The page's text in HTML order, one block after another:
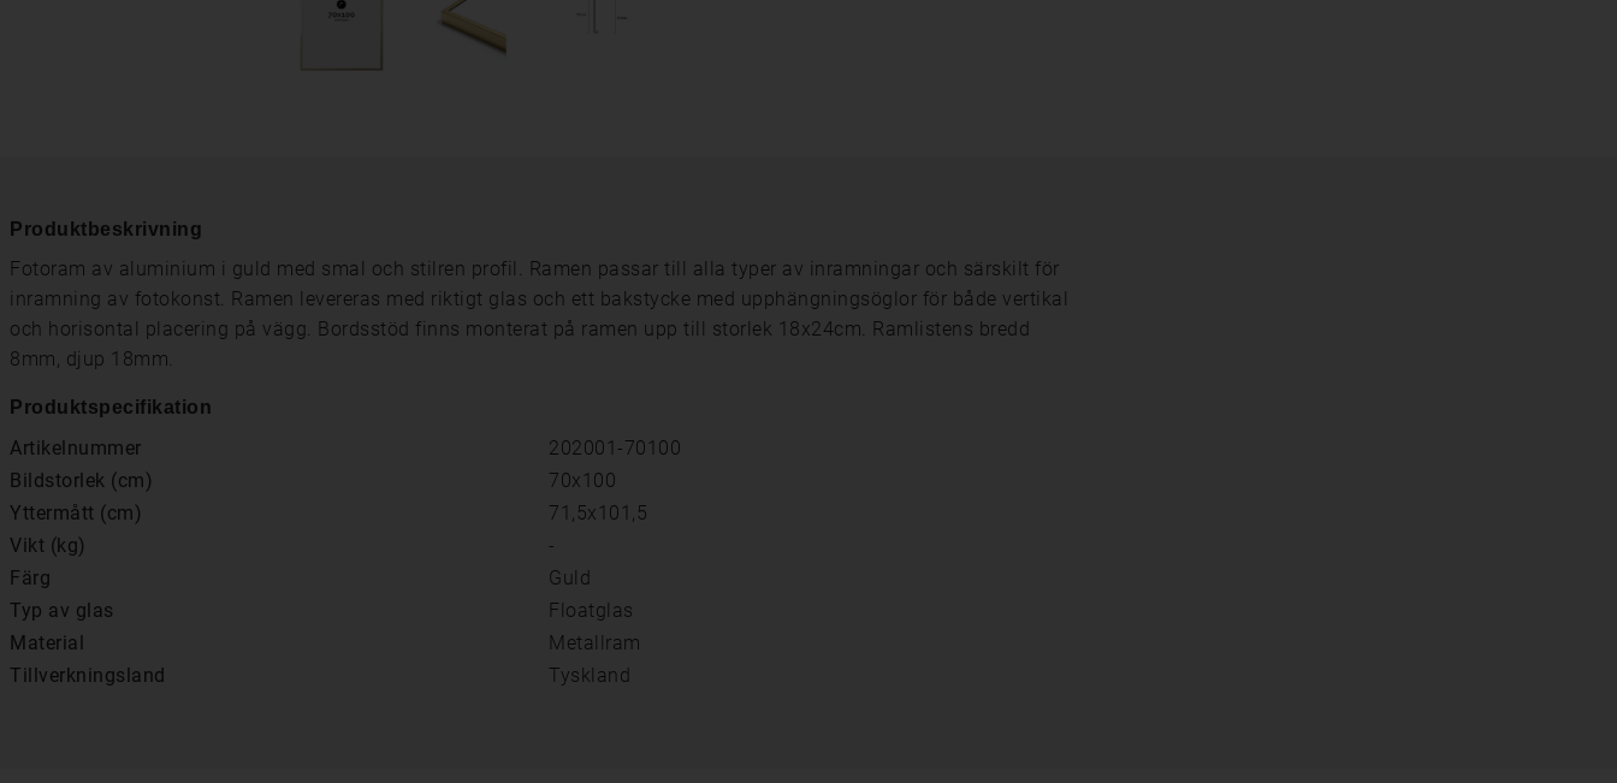
Produktbeskrivning
Fotoram av aluminium i guld med smal och stilren profil. Ramen passar till alla typer av inramningar och särskilt för
inramning av fotokonst. Ramen levereras med riktigt glas och ett bakstycke med upphängningsöglor för både vertikal
och horisontal placering på vägg. Bordsstöd finns monterat på ramen upp till storlek 18x24cm. Ramlistens bredd
8mm, djup 18mm.
Produktspecifikation
Artikelnummer
202001-70100
Bildstorlek (cm)
70x100
Yttermått (cm)
71,5x101,5
Vikt (kg)
-
Färg
Guld
Typ av glas
Floatglas
Material
Metallram
Tillverkningsland
Tyskland